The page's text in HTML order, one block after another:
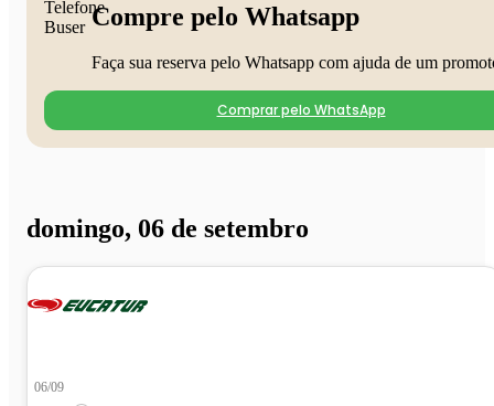
Compre pelo Whatsapp
Faça sua reserva pelo Whatsapp com ajuda de um
Comprar pelo WhatsApp
domingo, 06 de setembro
06/09